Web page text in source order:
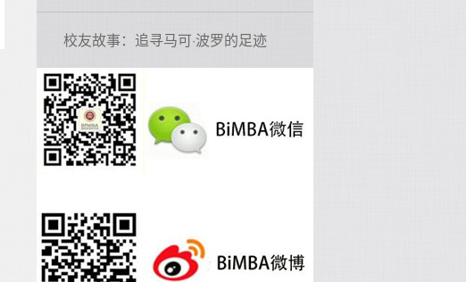
校友故事：追寻马可·波罗的足迹